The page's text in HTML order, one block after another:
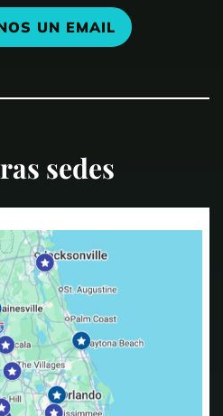
UN EMAIL
sedes